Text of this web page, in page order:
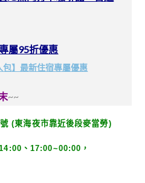
屬95折優惠
包】最新住宿專屬優惠
~~
(東海夜市靠近後段麥當勞)
、17:00~00:00，